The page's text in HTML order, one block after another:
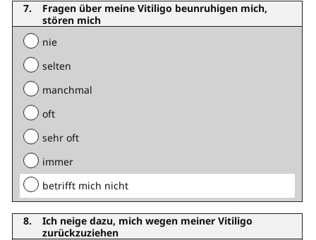
Fragen über meine Vitiligo beunruhigen mich,
stören mich
nie
selten
manchmal
oft
sehr oft
immer
betrifft mich nicht
Ich neige dazu, mich wegen meiner Vitiligo
zurückzuziehen